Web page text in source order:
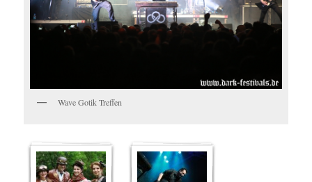
Wave Gotik Treffen